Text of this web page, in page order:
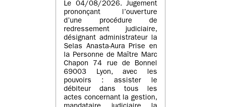
Le 04/08/2026. Jugement
prononçant l’ouverture
d’une procédure de
redressement judiciaire,
désignant administrateur la
Selas Anasta-Aura Prise en
la Personne de Maître Marc
Chapon 74 rue de Bonnel
69003 Lyon, avec les
pouvoirs : assister le
débiteur dans tous les
actes concernant la gestion,